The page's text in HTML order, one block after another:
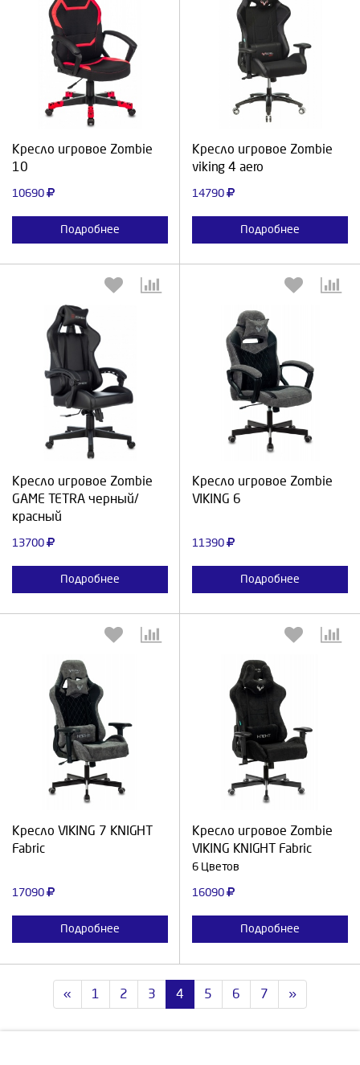
Кресло игровое Zombie
10
10690
Подробнее
Выберите количество:
Продолжить
Кресло игровое Zombie
viking 4 aero
14790
Подробнее
Выберите количество:
Кресло игровое Zombie
GAME TETRA черный/
красный
13700
Подробнее
Выберите количество:
Кресло игровое Zombie
VIKING 6
11390
Подробнее
Выберите количество:
Кресло VIKING 7 KNIGHT
Fabric
17090
Подробнее
Выберите количество:
Кресло игровое Zombie
VIKING KNIGHT Fabric
6 Цветов
16090
Подробнее
Выберите количество:
« 1 2 3 4 5 6 7 »